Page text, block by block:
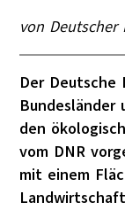
von
Der Deutsche
Bundesländer
den
vom DNR
mit einem